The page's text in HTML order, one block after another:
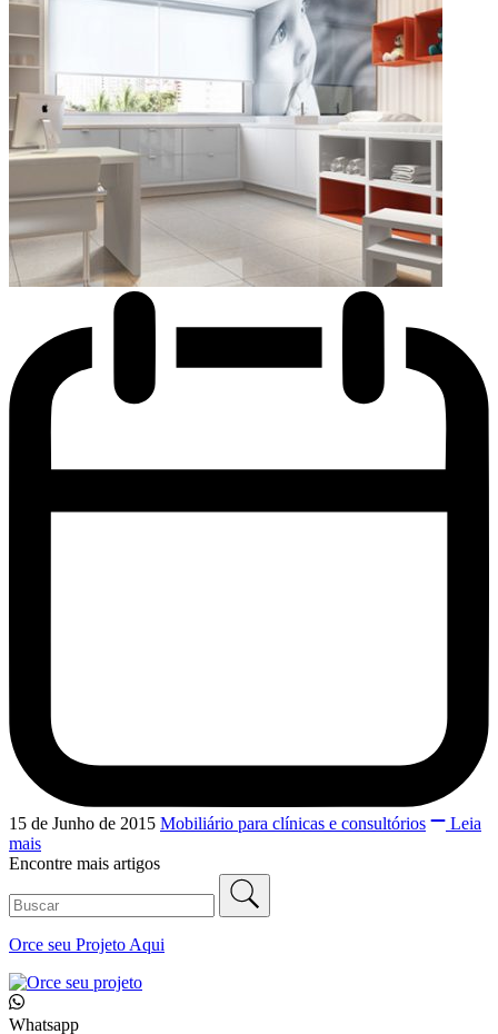
15 de Junho de 2015 Mobiliário para clínicas e consultórios
Leia
mais
Encontre mais artigos
Orce seu Projeto Aqui
Whatsapp